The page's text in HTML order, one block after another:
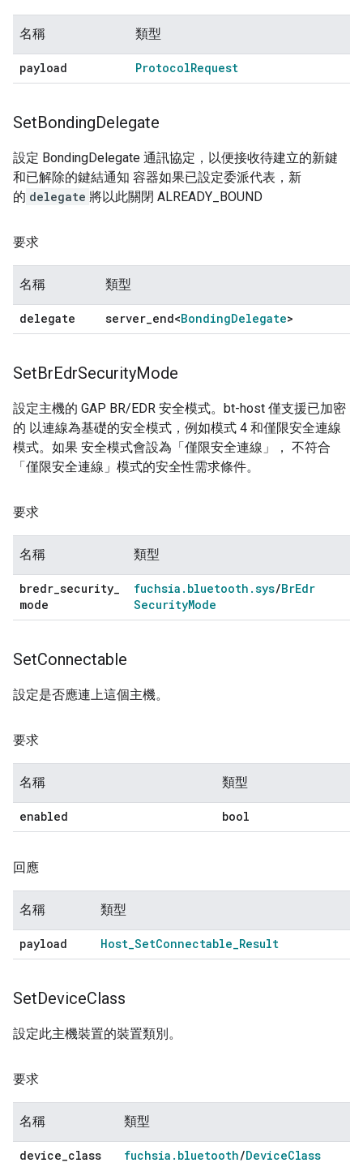
名稱 類型
payload ProtocolRequest
SetBondingDelegate
設定 BondingDelegate 通訊協定，以便接收待建立的新鍵
和已解除的鍵結通知 容器如果已設定委派代表，新
的 delegate 將以此關閉 ALREADY_BOUND
要求
名稱 類型
delegate server_end<BondingDelegate>
SetBrEdrSecurityMode
設定主機的 GAP BR/EDR 安全模式。bt-host 僅支援已加密
的 以連線為基礎的安全模式，例如模式 4 和僅限安全連線
模式。如果 安全模式會設為「僅限安全連線」， 不符合
「僅限安全連線」模式的安全性需求條件。
要求
名稱 類型
bredr_security_
mode
fuchsia . bluetooth .sys/BrEdr
SecurityMode
SetConnectable
設定是否應連上這個主機。
要求
名稱 類型
enabled bool
回應
名稱 類型
payload Host_SetConnectable_Result
SetDeviceClass
設定此主機裝置的裝置類別。
要求
名稱 類型
device_class fuchsia . bluetooth/DeviceClass